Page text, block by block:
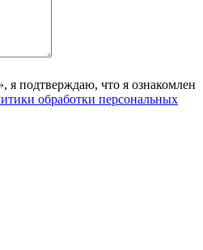
я подтверждаю, что я ознакомлен
обработки персональных